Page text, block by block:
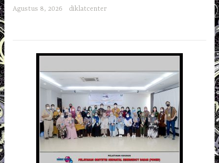
Agustus 8, 2026 diklatcenter